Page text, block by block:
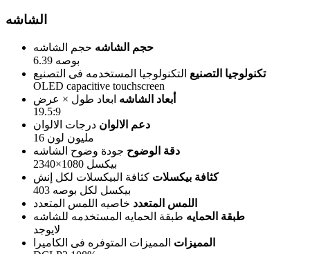
الشاشه
حجم الشاشه حجم الشاشه
6.39 بوصه
تكنولوجيا التصنيع التكنولوجيا المستخدمه فى التصنيع
OLED capacitive touchscreen
أبعاد الشاشه ابعاد طول × عرض
19.5:9
دعم الالوان درجات الالوان
16 مليون لون
دقة الوضوح جودة وضوح الشاشه
2340×1080 بيكسل
كثافة بيكسلات كثافة البيكسلات لكل إنش
403 بيكسل لكل بوصه
اللمس المتعدد خاصيه اللمس المتعدد
طبقة الحمايه طبقة الحمايه المستخدمه للشاشه
لايوجد
المميزات المميزات المتوفره فى الكاميرا